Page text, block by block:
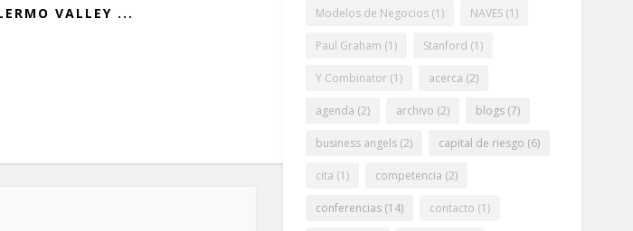
VALLEY ...
Modelos de Negocios (1) NAVES (1)
Paul Graham (1) Stanford (1)
Y Combinator (1) acerca (2)
agenda (2) archivo (2) blogs (7)
business angels (2) capital de riesgo (6)
cita (1) competencia (2)
conferencias (14) contacto (1)